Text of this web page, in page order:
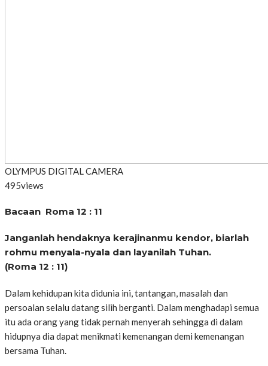
OLYMPUS DIGITAL CAMERA
495views
Bacaan Roma 12 : 11
Janganlah hendaknya kerajinanmu kendor, biarlah
rohmu menyala-nyala dan layanilah Tuhan.
(Roma 12 : 11)
Dalam kehidupan kita didunia ini, tantangan, masalah dan
persoalan selalu datang silih berganti. Dalam menghadapi semua
itu ada orang yang tidak pernah menyerah sehingga di dalam
hidupnya dia dapat menikmati kemenangan demi kemenangan
bersama Tuhan.